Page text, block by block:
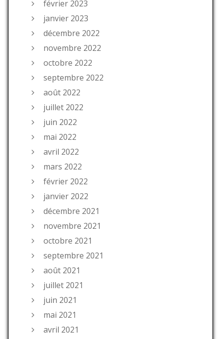
février 2023
janvier 2023
décembre 2022
novembre 2022
octobre 2022
septembre 2022
août 2022
juillet 2022
juin 2022
mai 2022
avril 2022
mars 2022
février 2022
janvier 2022
décembre 2021
novembre 2021
octobre 2021
septembre 2021
août 2021
juillet 2021
juin 2021
mai 2021
avril 2021